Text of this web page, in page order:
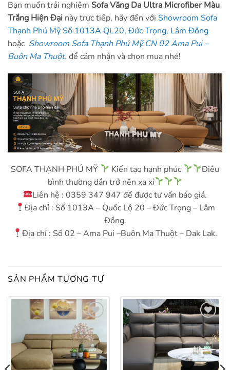
Bạn muốn trải nghiệm Sofa Văng Da Ultra Microfiber Màu
Trắng Hiện Đại này trực tiếp, hãy đến với Showroom Sofa
Thạnh Phú Mỹ Số 1013A QL20, Đức Trọng, Lâm Đồng
hoặc Showroom Sofa Thạnh Phú Mỹ CN 02 Ama Pui –
Buôn Ma Thuột. để cảm nhận và chọn mua nhé!
SOFA THẠNH PHÚ MỸ Kiến tạo hạnh phúc
Điều
bình thường dần trở nên xa xỉ
Liên hệ : 0359 347 947 để được tư vấn báo giá.
Địa chỉ : Số 1013A – Quốc Lộ 20 – Đức Trọng – Lâm
Đồng.
Địa chỉ : Số 02 – Ama Pui –Buôn Ma Thuột – Dak Lak.
SẢN PHẨM TƯƠNG TỰ
Add to
wishlist
Add to
wishlist